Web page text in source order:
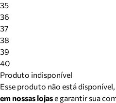
35
36
37
38
39
40
Produto indisponível
Esse produto não está
em nossas lojase garantir sua